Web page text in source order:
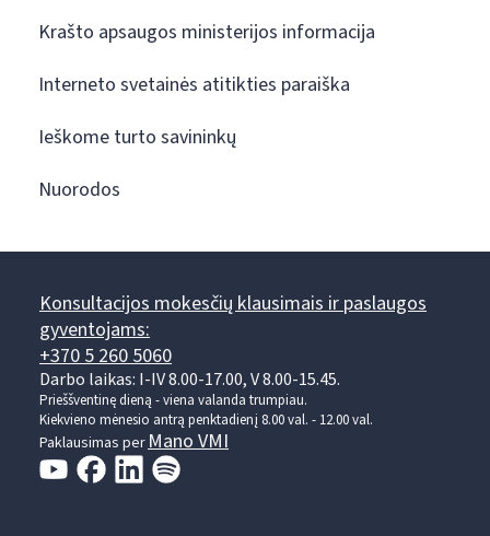
Krašto apsaugos ministerijos informacija
Interneto svetainės atitikties paraiška
Ieškome turto savininkų
Nuorodos
Konsultacijos mokesčių klausimais ir paslaugos
gyventojams:
+370 5 260 5060
Darbo laikas: I-IV 8.00-17.00, V 8.00-15.45.
Prieššventinę dieną - viena valanda trumpiau.
Kiekvieno mėnesio antrą penktadienį 8.00 val. - 12.00 val.
Paklausimas perMano VMI